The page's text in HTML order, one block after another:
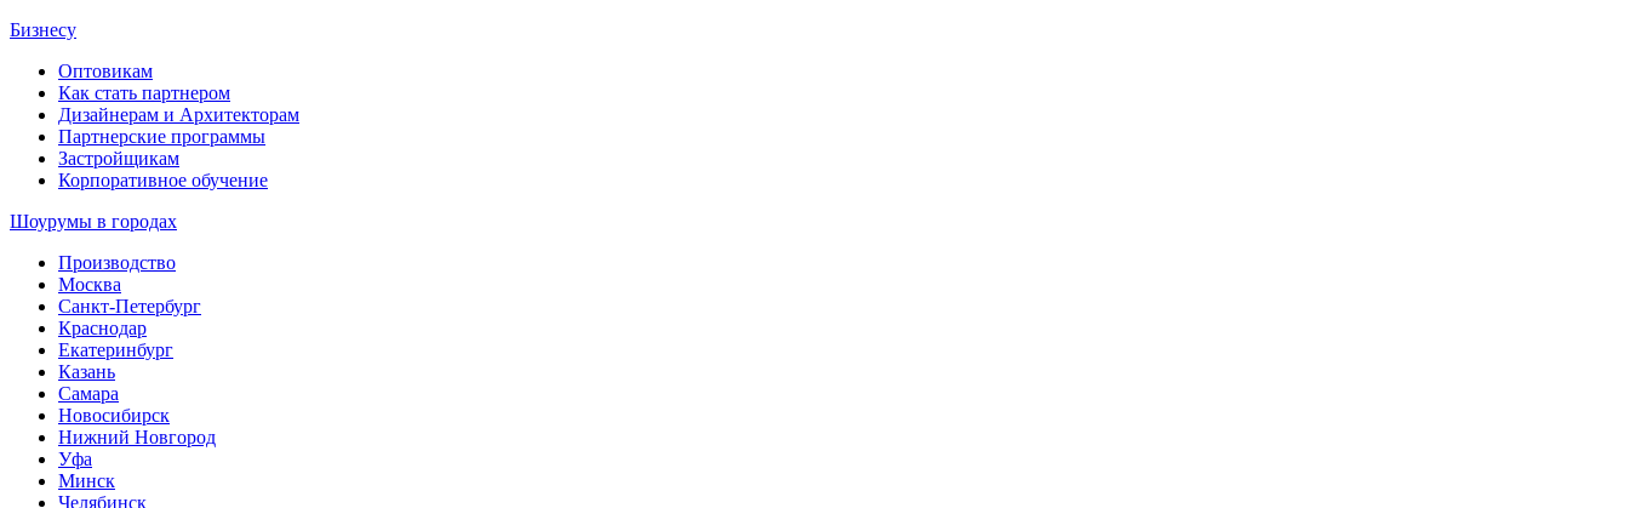
Бизнесу
Оптовикам
Как стать партнером
Дизайнерам и Архитекторам
Партнерские программы
Застройщикам
Корпоративное обучение
Шоурумы в городах
Производство
Москва
Санкт-Петербург
Краснодар
Екатеринбург
Казань
Самара
Новосибирск
Нижний Новгород
Уфа
Минск
Челябинск